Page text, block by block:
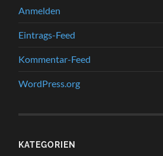
Anmelden
Eintrags-Feed
Kommentar-Feed
WordPress.org
KATEGORIEN